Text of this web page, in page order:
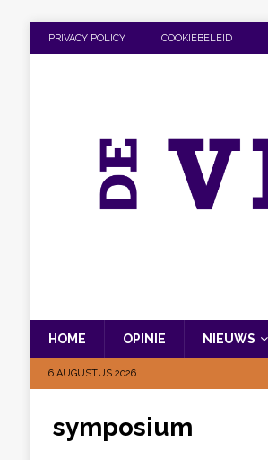
PRIVACY POLICY COOKIEBELEID
HOME OPINIE NIEUWS
6 AUGUSTUS 2026
symposium